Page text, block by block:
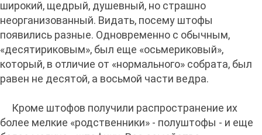
широкий, щедрый, душевный, но страшно
неорганизованный. Видать, посему штофы
появились разные. Одновременно с обычным,
«десятириковым», был еще «осьмериковый»,
который, в отличие от «нормального» собрата, был
равен не десятой, а восьмой части ведра.
Кроме штофов получили распространение их
более мелкие «родственники» - полуштофы - и еще